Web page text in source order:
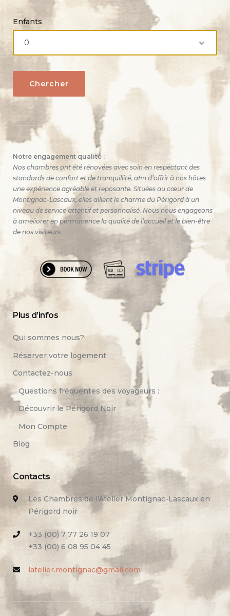
Enfants
Notre engagement qualité :
Nos chambres ont été rénovées avec soin en respectant des
standards de confort et de tranquillité, afin d’offrir à nos hôtes
une expérience agréable et reposante. Situées au cœur de
Montignac-Lascaux, elles allient le charme du Périgord à un
niveau de service attentif et personnalisé. Nous nous engageons
à améliorer en permanence la qualité de l’accueil et le bien-être
de nos visiteurs.
Plus d’infos
Qui sommes nous?
Réserver votre logement
Contactez-nous
Questions fréquentes des voyageurs :
Découvrir le Périgord Noir
Mon Compte
Blog
Contacts
Les Chambres de l'Atelier Montignac-Lascaux en
Périgord noir
+33 (00) 7 77 26 19 07
+33 (00) 6 08 95 04 45
latelier.montignac@gmail.com